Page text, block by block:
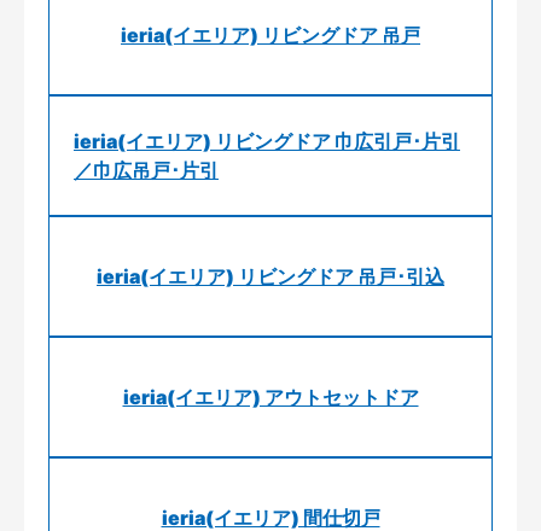
ieria(イエリア) リビングドア 吊戸
ieria(イエリア) リビングドア 巾広引戸･片引
／巾広吊戸･片引
ieria(イエリア) リビングドア 吊戸･引込
ieria(イエリア) アウトセットドア
ieria(イエリア) 間仕切戸